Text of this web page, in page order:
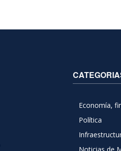
Economía,
Política
Noticias de